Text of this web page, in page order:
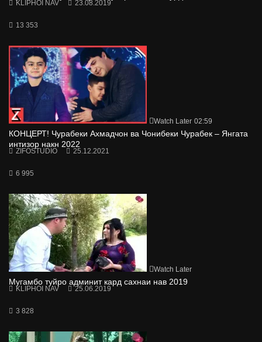
KLIPHOI NAV 23.08.2019
13 353
Watch Later 02:59
КОНЦЕРТ! Чурабеки Ахмадчон ва Чонибеки Чурабек – Янгата
интизор накн 2022
ZIFOSTUDIO 25.12.2021
6 995
Watch Later
Мугамбо туйро админит кард сахнаи нав 2019
KLIPHOI NAV 25.06.2019
3 828